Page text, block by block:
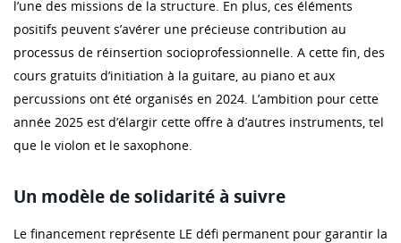
l’une des missions de la structure. En plus, ces éléments
positifs peuvent s’avérer une précieuse contribution au
processus de réinsertion socioprofessionnelle. A cette fin, des
cours gratuits d’initiation à la guitare, au piano et aux
percussions ont été organisés en 2024. L’ambition pour cette
année 2025 est d’élargir cette offre à d’autres instruments, tel
que le violon et le saxophone.
Un modèle de solidarité à suivre
Le financement représente LE défi permanent pour garantir la